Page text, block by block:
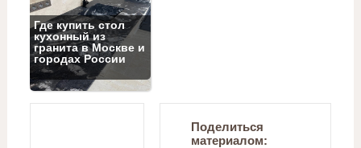
Где купить стол
кухонный из
гранита в Москве и
городах России
Поделиться
материалом: